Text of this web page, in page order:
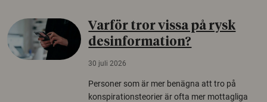
Varför tror vissa på rysk
desinformation?
30 juli 2026
Personer som är mer benägna att tro på
konspirationsteorier är ofta mer mottagliga